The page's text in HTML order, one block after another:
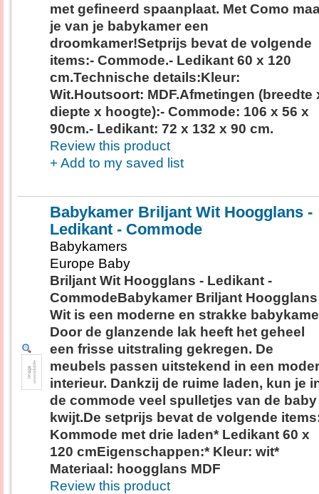
met gefineerd spaanplaat. Met Como
je van je babykamer een
droomkamer!Setprijs bevat de volgende
items:- Commode.- Ledikant 60 x 120
cm.Technische details:Kleur:
Wit.Houtsoort: MDF.Afmetingen (breedte
diepte x hoogte):- Commode: 106 x 56 x
90cm.- Ledikant: 72 x 132 x 90 cm.
Review this product
+ Add to my saved list
Babykamer Briljant Wit Hoogglans -
Ledikant - Commode
Babykamers
Europe Baby
Briljant Wit Hoogglans - Ledikant -
CommodeBabykamer Briljant Hoogglans
Wit is een moderne en strakke
Door de glanzende lak heeft het geheel
een frisse uitstraling gekregen. De
meubels passen uitstekend in een
interieur. Dankzij de ruime laden, kun je
de commode veel spulletjes van de baby
kwijt.De setprijs bevat de volgende
Kommode met drie laden* Ledikant 60 x
120 cmEigenschappen:* Kleur: wit*
Materiaal: hoogglans MDF
Review this product